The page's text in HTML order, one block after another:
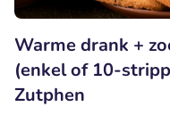
Warme drank +
(enkel of 10-
Zutphen